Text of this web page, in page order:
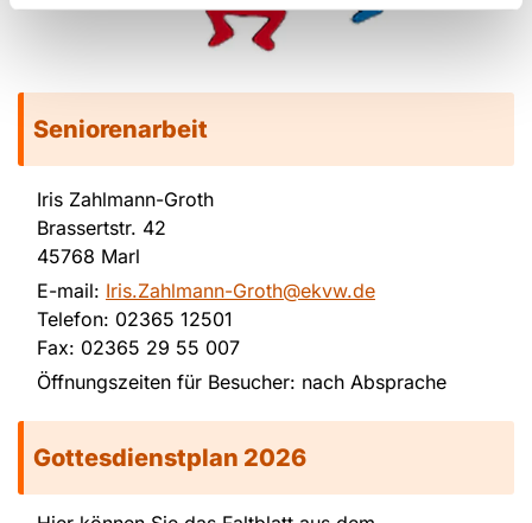
Seniorenarbeit
Iris Zahlmann-Groth
Brassertstr. 42
45768 Marl
E-mail: Iris.Zahlmann-Groth@ekvw.de
Telefon: 02365 12501
Fax: 02365 29 55 007
Öffnungszeiten für Besucher: nach Absprache
Gottesdienstplan 2026